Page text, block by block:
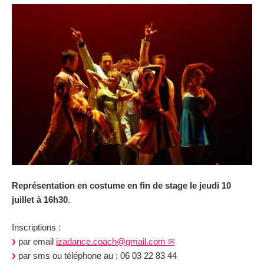
Représentation en costume en fin de stage le jeudi 10
juillet à 16h30.
Inscriptions :
par email izadance.coach@gmail.com
par sms ou téléphone au : 06 03 22 83 44